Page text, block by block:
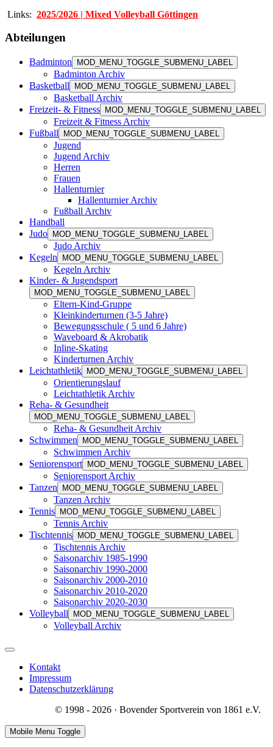
Links: 2025/2026 | Mixed Volleyball Göttingen
Abteilungen
Badminton MOD_MENU_TOGGLE_SUBMENU_LABEL
Badminton Archiv
Basketball
MOD_MENU_TOGGLE_SUBMENU_LABEL
Basketball Archiv
Freizeit- & Fitness
MOD_MENU_TOGGLE_SUBMENU_LABEL
Freizeit & Fitness Archiv
Fußball
MOD_MENU_TOGGLE_SUBMENU_LABEL
Jugend
Jugend Archiv
Herren
Frauen
Hallenturnier
Hallenturnier Archiv
Fußball Archiv
Handball
Judo
MOD_MENU_TOGGLE_SUBMENU_LABEL
Judo Archiv
Kegeln
MOD_MENU_TOGGLE_SUBMENU_LABEL
Kegeln Archiv
Kinder- & Jugendsport
MOD_MENU_TOGGLE_SUBMENU_LABEL
Eltern-Kind-Gruppe
Kleinkinderturnen (3-5 Jahre)
Bewegungsschule ( 5 und 6 Jahre)
Waveboard & Akrobatik
Inline-Skating
Kinderturnen Archiv
Leichtathletik
MOD_MENU_TOGGLE_SUBMENU_LABEL
Orientierungslauf
Leichtathletik Archiv
Reha- & Gesundheit
MOD_MENU_TOGGLE_SUBMENU_LABEL
Reha- & Gesundheit Archiv
Schwimmen
MOD_MENU_TOGGLE_SUBMENU_LABEL
Schwimmen Archiv
Seniorensport
MOD_MENU_TOGGLE_SUBMENU_LABEL
Seniorensport Archiv
Tanzen
MOD_MENU_TOGGLE_SUBMENU_LABEL
Tanzen Archiv
Tennis
MOD_MENU_TOGGLE_SUBMENU_LABEL
Tennis Archiv
Tischtennis
MOD_MENU_TOGGLE_SUBMENU_LABEL
Tischtennis Archiv
Saisonarchiv 1985-1990
Saisonarchiv 1990-2000
Saisonarchiv 2000-2010
Saisonarchiv 2010-2020
Saisonarchiv 2020-2030
Volleyball
MOD_MENU_TOGGLE_SUBMENU_LABEL
Volleyball Archiv
Kontakt
Impressum
Datenschutzerklärung
© 1998 - 2026 · Bovender Sportverein von 1861 e.V.
Mobile Menu Toggle